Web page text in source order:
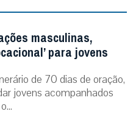
masculinas,
para jovens
de 70 dias de oração,
jovens acompanhados